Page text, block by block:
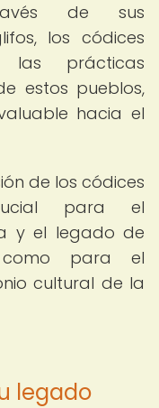
de sus
los códices
las prácticas
estos pueblos,
hacia el
de los códices
para el
y el legado de
como para el
cultural de la
legado